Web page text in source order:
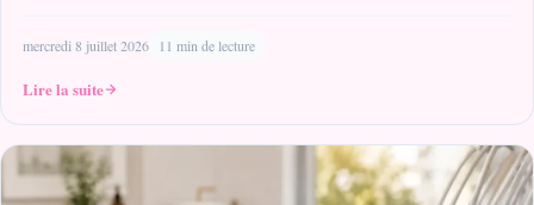
mercredi 8 juillet 2026 11 min de lecture
Lire la suite